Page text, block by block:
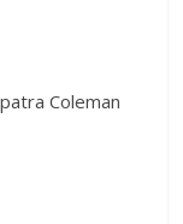
Coleman